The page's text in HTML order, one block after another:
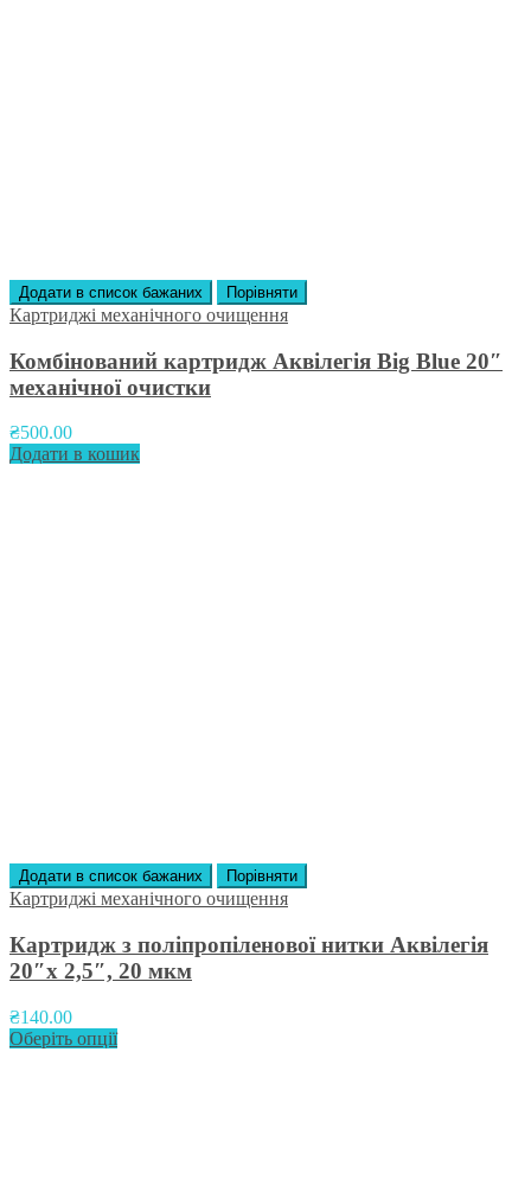
Додати в список бажаних Порівняти
Картриджі механічного очищення
Комбінований картридж Аквілегія Big Blue 20″
механічної очистки
₴500.00
Додати в кошик
Додати в список бажаних Порівняти
Картриджі механічного очищення
Картридж з поліпропіленової нитки Аквілегія
20″х 2,5″, 20 мкм
₴140.00
Оберіть опції